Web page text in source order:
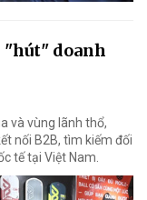
"hút" doanh
và vùng lãnh thổ,
nối B2B, tìm kiếm đối
tế tại Việt Nam.